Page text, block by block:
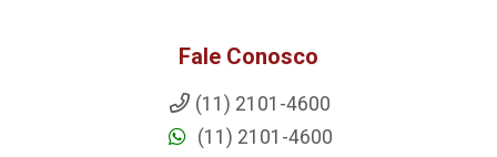
Fale Conosco
(11) 2101-4600
(11) 2101-4600